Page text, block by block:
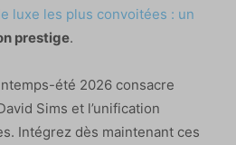
luxe les plus convoitées : un
prestige.
été 2026 consacre
Sims et l’unification
Intégrez dès maintenant ces